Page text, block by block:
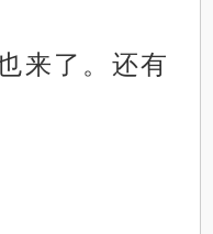
来了。还有